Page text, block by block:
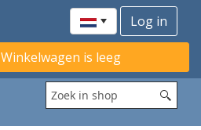
Winkelwagen is leeg